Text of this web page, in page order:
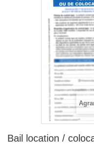
Bail location /